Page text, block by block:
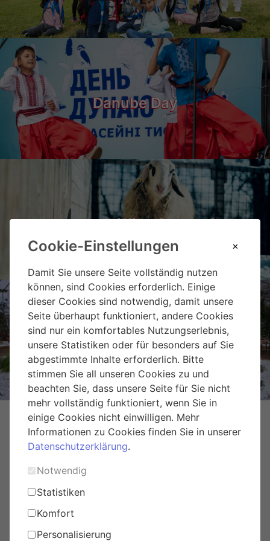
Cookie-Einstellungen
Damit Sie unsere Seite vollständig nutzen
können, sind Cookies erforderlich. Einige
dieser Cookies sind notwendig, damit unsere
Seite überhaupt funktioniert, andere Cookies
sind nur ein komfortables Nutzungserlebnis,
unsere Statistiken oder für besonders auf Sie
abgestimmte Inhalte erforderlich. Bitte
stimmen Sie all unseren Cookies zu und
beachten Sie, dass unsere Seite für Sie nicht
mehr vollständig funktioniert, wenn Sie in
einige Cookies nicht einwilligen. Mehr
Informationen zu Cookies finden Sie in unserer
Datenschutzerklärung.
Notwendig
Statistiken
Komfort
Personalisierung
Danube Day
Landgut Wien Cobenzl
Weihnachtsmarkt Hirschstetten